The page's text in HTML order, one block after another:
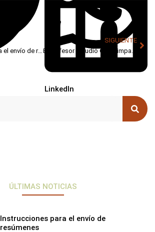
WhatsApp
LinkedIn
Instrucciones para el envío de resúmenes
SIGUIENTE
El Profesor Claudio Olalla impartirá la 6ª Conferencia Jiménez Salas
ÚLTIMAS NOTICIAS
Instrucciones para el envío de
resúmenes